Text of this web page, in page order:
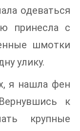
одеваться
принесла с
шмотки
улику.
я нашла фен
к
крупные